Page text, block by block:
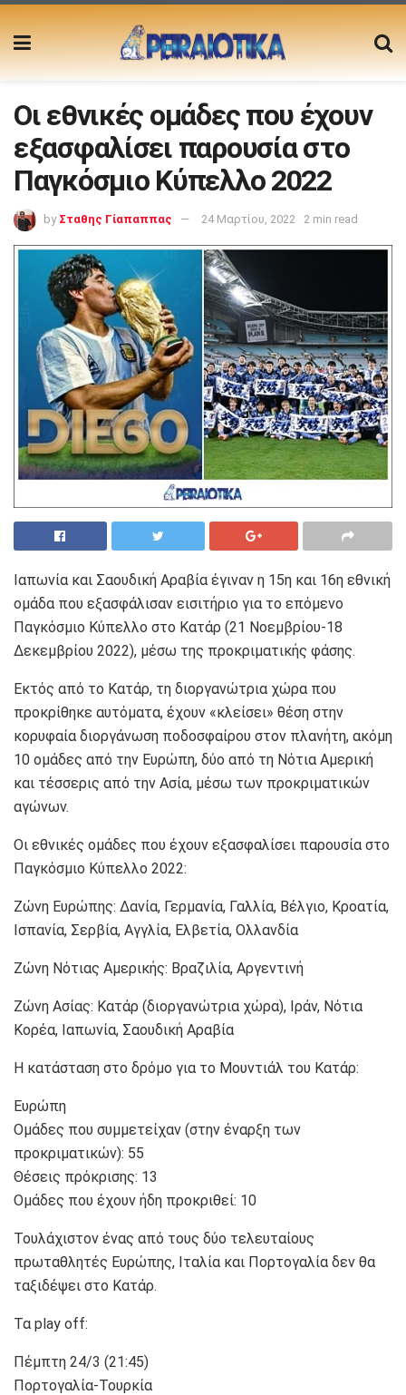
Οι εθνικές ομάδες που έχουν
εξασφαλίσει παρουσία στο
Παγκόσμιο Κύπελλο 2022
by Σταθης Γίαπαππας 24 Μαρτίου, 2022 2 min read
Ιαπωνία και Σαουδική Αραβία έγιναν η 15η και 16η εθνική
ομάδα που εξασφάλισαν εισιτήριο για το επόμενο
Παγκόσμιο Κύπελλο στο Κατάρ (21 Νοεμβρίου-18
Δεκεμβρίου 2022), μέσω της προκριματικής φάσης.
Εκτός από το Κατάρ, τη διοργανώτρια χώρα που
προκρίθηκε αυτόματα, έχουν «κλείσει» θέση στην
κορυφαία διοργάνωση ποδοσφαίρου στον πλανήτη, ακόμη
10 ομάδες από την Ευρώπη, δύο από τη Νότια Αμερική
και τέσσερις από την Ασία, μέσω των προκριματικών
αγώνων.
Οι εθνικές ομάδες που έχουν εξασφαλίσει παρουσία στο
Παγκόσμιο Κύπελλο 2022:
Ζώνη Ευρώπης: Δανία, Γερμανία, Γαλλία, Βέλγιο, Κροατία,
Ισπανία, Σερβία, Αγγλία, Ελβετία, Ολλανδία
Ζώνη Νότιας Αμερικής: Βραζιλία, Αργεντινή
Ζώνη Ασίας: Κατάρ (διοργανώτρια χώρα), Ιράν, Νότια
Κορέα, Ιαπωνία, Σαουδική Αραβία
Η κατάσταση στο δρόμο για το Μουντιάλ του Κατάρ:
Ευρώπη
Ομάδες που συμμετείχαν (στην έναρξη των
προκριματικών): 55
Θέσεις πρόκρισης: 13
Ομάδες που έχουν ήδη προκριθεί: 10
Τουλάχιστον ένας από τους δύο τελευταίους
πρωταθλητές Ευρώπης, Ιταλία και Πορτογαλία δεν θα
ταξιδέψει στο Κατάρ.
Τα play off:
Πέμπτη 24/3 (21:45)
Πορτογαλία-Τουρκία